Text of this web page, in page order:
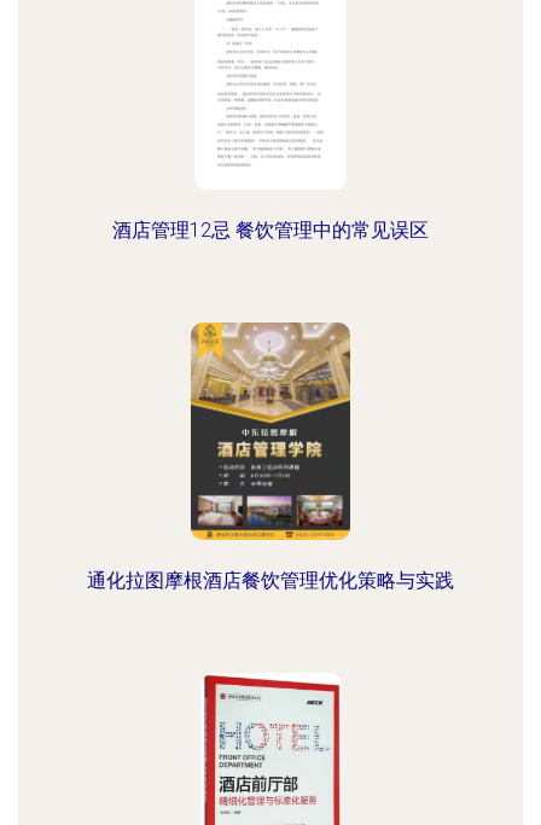
酒店管理12忌 餐饮管理中的常见误区
通化拉图摩根酒店餐饮管理优化策略与实践